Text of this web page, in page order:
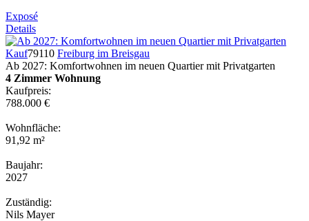
Exposé
Details
Kauf79110 Freiburg im Breisgau
Ab 2027: Komfortwohnen im neuen Quartier mit Privatgarten
4 Zimmer Wohnung
Kaufpreis:
788.000 €
Wohnfläche:
91,92 m²
Baujahr:
2027
Zuständig:
Nils Mayer